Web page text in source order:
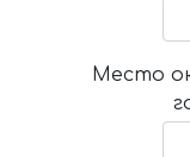
Место